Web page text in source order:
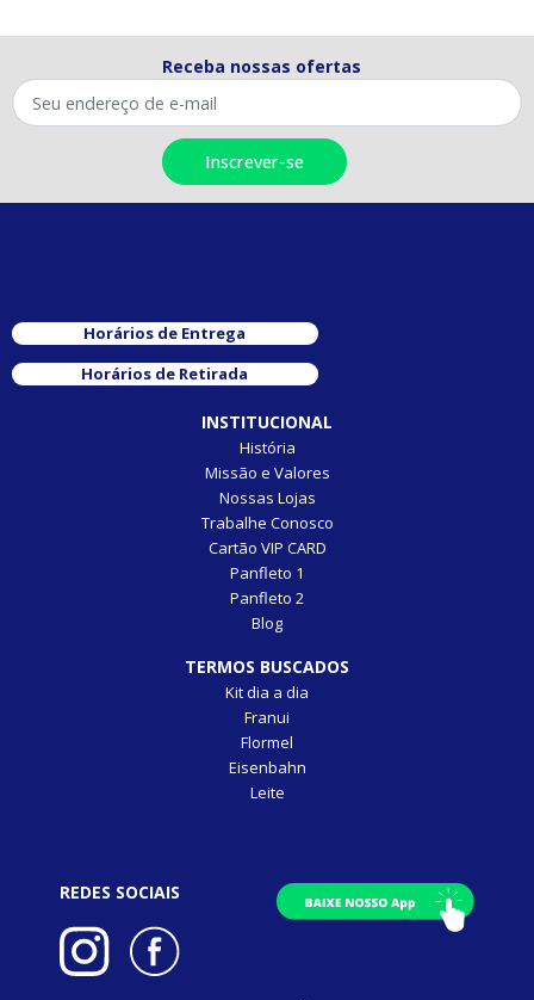
Receba nossas ofertas
Horários de Entrega
Horários de Retirada
INSTITUCIONAL
História
Missão e Valores
Nossas Lojas
Trabalhe Conosco
Cartão VIP CARD
Panfleto 1
Panfleto 2
Blog
TERMOS BUSCADOS
Kit dia a dia
Franui
Flormel
Eisenbahn
Leite
REDES SOCIAIS